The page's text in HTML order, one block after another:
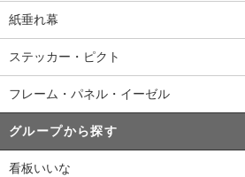
紙垂れ幕
ステッカー・ピクト
フレーム・パネル・イーゼル
グループから探す
看板いいな